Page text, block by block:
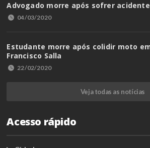
Advogado morre após sofrer
04/03/2020
Estudante morre após colidir moto
Francisco Salla
22/02/2020
Veja todas as notícias
Acesso rápido